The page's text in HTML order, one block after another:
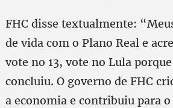
FHC disse textualmente:
de vida com o Plano Real e
vote no 13, vote no Lula
concluiu. O governo de FHC
a economia e contribuiu para